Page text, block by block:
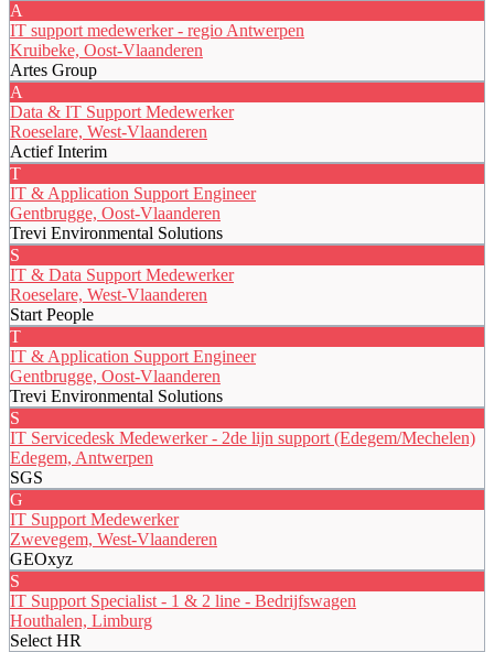
A
IT support medewerker - regio Antwerpen
Kruibeke, Oost-Vlaanderen
Artes Group
A
Data & IT Support Medewerker
Roeselare, West-Vlaanderen
Actief Interim
T
IT & Application Support Engineer
Gentbrugge, Oost-Vlaanderen
Trevi Environmental Solutions
S
IT & Data Support Medewerker
Roeselare, West-Vlaanderen
Start People
T
IT & Application Support Engineer
Gentbrugge, Oost-Vlaanderen
Trevi Environmental Solutions
S
IT Servicedesk Medewerker - 2de lijn support (Edegem/Mechelen)
Edegem, Antwerpen
SGS
G
IT Support Medewerker
Zwevegem, West-Vlaanderen
GEOxyz
S
IT Support Specialist - 1 & 2 line - Bedrijfswagen
Houthalen, Limburg
Select HR